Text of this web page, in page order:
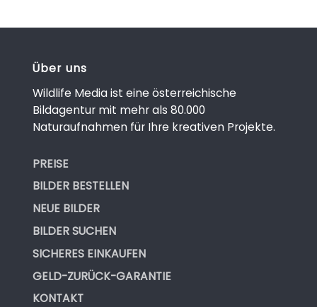
Über uns
Wildlife Media ist eine österreichische
Bildagentur mit mehr als 80.000
Naturaufnahmen für Ihre kreativen Projekte.
PREISE
BILDER BESTELLEN
NEUE BILDER
BILDER SUCHEN
SICHERES EINKAUFEN
GELD-ZURÜCK-GARANTIE
KONTAKT